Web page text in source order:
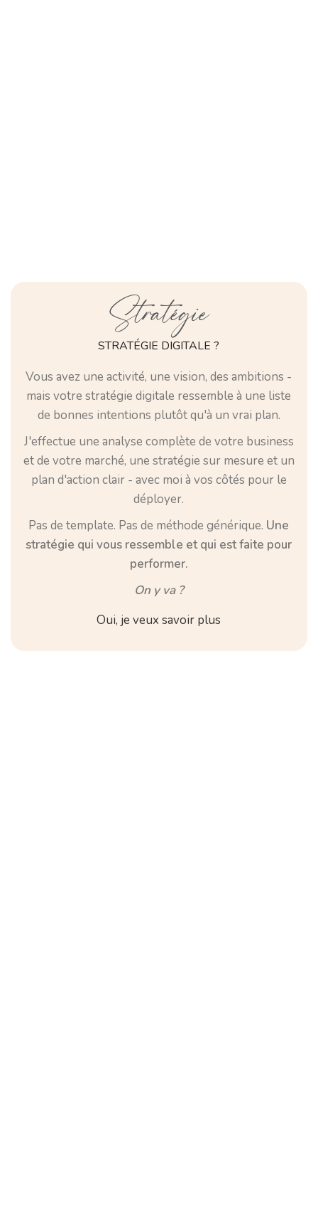
Stratégie
STRATÉGIE DIGITALE ?
Vous avez une activité, une vision, des ambitions -
mais votre stratégie digitale ressemble à une liste
de bonnes intentions plutôt qu'à un vrai plan.
J'effectue une analyse complète de votre business
et de votre marché, une stratégie sur mesure et un
plan d'action clair - avec moi à vos côtés pour le
déployer.
Pas de template. Pas de méthode générique. Une
stratégie qui vous ressemble et qui est faite pour
performer.
On y va ?
Oui, je veux savoir plus